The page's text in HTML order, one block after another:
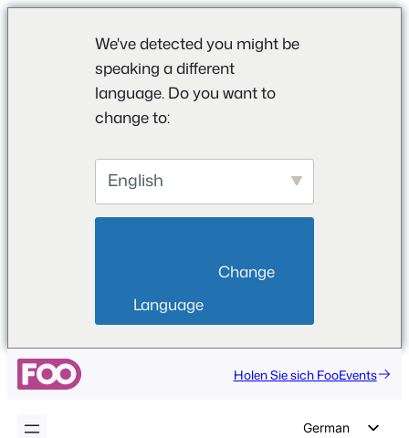
We've detected you might be
speaking a different
language. Do you want to
change to:
English
Language
Holen Sie sich FooEvents
German